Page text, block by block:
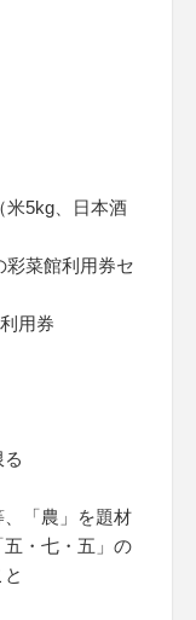
5kg、日本酒
菜館利用券セ
用券
「農」を題材
・七・五」の